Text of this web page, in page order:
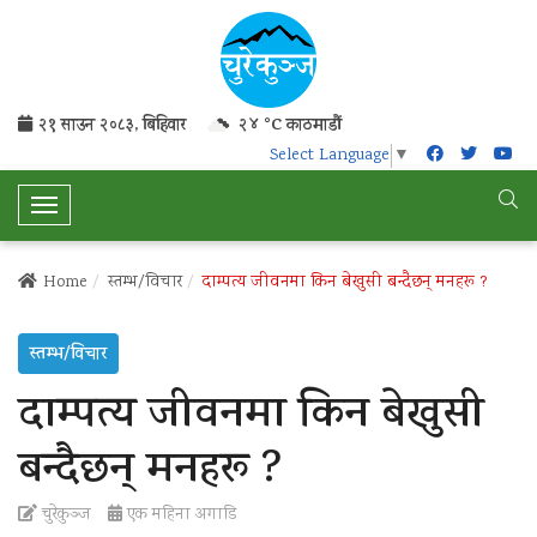
२१ साउन २०८३, बिहिवार २४ °C काठमाडौं
Select Language ▼
T
o
e
N
a
i
a
Home स्तम्भ/विचार दाम्पत्य जीवनमा किन बेखुसी बन्दैछन् मनहरू ?
स्तम्भ/विचार
दाम्पत्य जीवनमा किन बेखुसी
बन्दैछन् मनहरू ?
चुरेकुञ्ज एक महिना अगाडि